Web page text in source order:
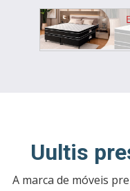
INDÚSTRIA
INDICADORES
FEIRAS
Uultis
A marca de móveis